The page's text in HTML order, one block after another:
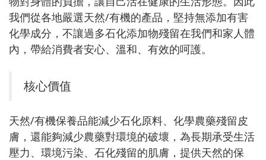
我們從各地嚴選天然/有機的產品，堅持無添加有害
化學成分，不讓過多石化添加物殘留在我們和家人體
內，帶給消費者安心、溫和、有效的呵護。
核心價值
天然/有機保養品能減少石化原料、化學農藥殘留皮
膚，還能夠減少農藥對環境的破壞，為長期承受生活
壓力、環境污染、石化殘留的肌膚，提供天然的保